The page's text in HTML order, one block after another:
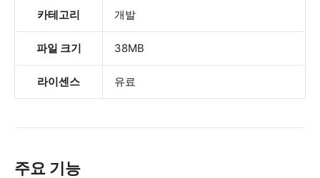
카테고리 개발
파일 크기 38MB
라이센스 유료
주요 기능